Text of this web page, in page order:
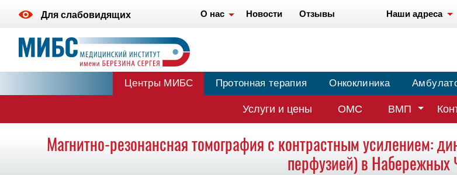
Для слабовидящих О нас Новости Отзывы Наши адреса
Центры МИБС Протонная терапия Онкоклиника
Услуги и цены ОМС ВМП
Магнитно-резонансная томография с контрастным усилением:
перфузией) в Набережных